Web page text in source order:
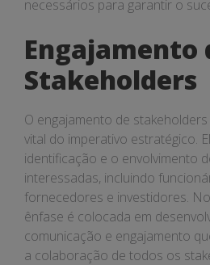
necessários para garantir o
Engajamento
Stakeholders
O engajamento de
vital do imperativo estratégico.
identificação e o envolvimento
interessadas, incluindo
fornecedores e investidores.
ênfase é colocada em
comunicação e engajamento
a colaboração de todos os